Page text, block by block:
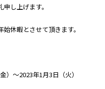
し上げます。
休暇とさせて頂きます。
～2023年1月3日（火）